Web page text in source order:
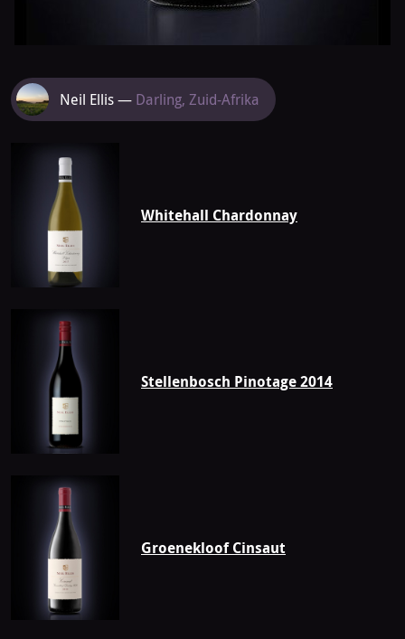
Meer
van
Neil
Ellis
Neil Ellis — Darling, Zuid-Afrika
Whitehall Chardonnay
Stellenbosch Pinotage 2014
Groenekloof Cinsaut